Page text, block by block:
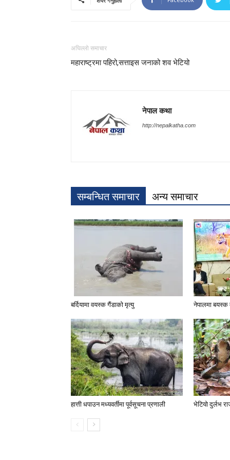
अघिल्लो समाचार
महाराष्ट्रमा पहिरो,सत्ताइस जनाको शव भेटियो
नेपाल कथा
http://nepalkatha.com
सम्बन्धित समाचार अन्य समाचार
बर्दियामा वयस्क गैंडाको मृत्यु नेपालमा बयस्क
हात्ती धपाउन मध्यवर्तीमा पूर्वसूचना प्रणाली भेटियो दुर्लभ